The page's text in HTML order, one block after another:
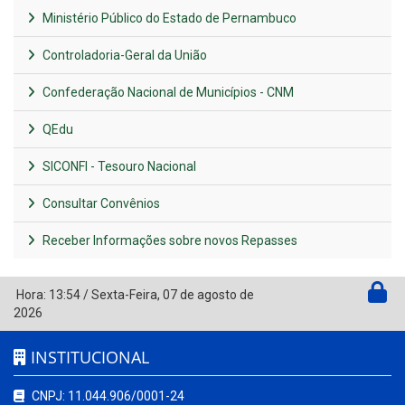
Ministério Público do Estado de Pernambuco
Controladoria-Geral da União
Confederação Nacional de Municípios - CNM
QEdu
SICONFI - Tesouro Nacional
Consultar Convênios
Receber Informações sobre novos Repasses
Hora: 13:54/Sexta-Feira, 07 de agosto de
2026
INSTITUCIONAL
CNPJ: 11.044.906/0001-24